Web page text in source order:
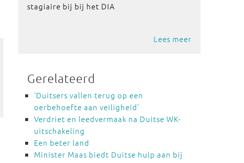
stagiaire bij bij het DIA
Lees meer
Gerelateerd
‘Duitsers vallen terug op een
oerbehoefte aan veiligheid’
Verdriet en leedvermaak na Duitse WK-
uitschakeling
Een beter land
Minister Maas biedt Duitse hulp aan bij